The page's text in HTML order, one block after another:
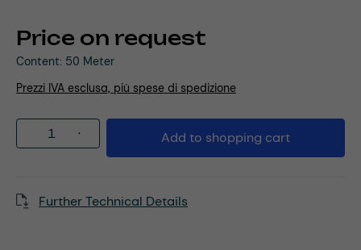
Price on request
Content: 50 Meter
Prezzi IVA esclusa, più spese di spedizione
Product Quantity: Enter the desired
Add to shopping cart
Further Technical Details